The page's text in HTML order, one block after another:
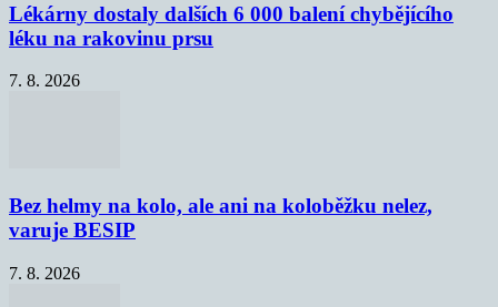
Lékárny dostaly dalších 6 000 balení chybějícího
léku na rakovinu prsu
7. 8. 2026
Bez helmy na kolo, ale ani na koloběžku nelez,
varuje BESIP
7. 8. 2026